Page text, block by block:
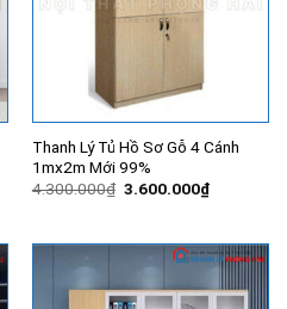
Thanh Lý Tủ Hồ Sơ Gỗ 4 Cánh
1mx2m Mới 99%
4.300.000₫ Giá
3.600.000₫Giá
hiện